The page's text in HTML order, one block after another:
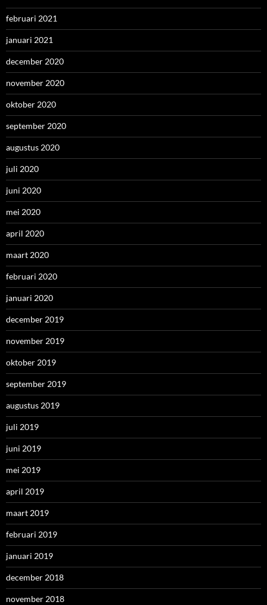
februari 2021
januari 2021
december 2020
november 2020
oktober 2020
september 2020
augustus 2020
juli 2020
juni 2020
mei 2020
april 2020
maart 2020
februari 2020
januari 2020
december 2019
november 2019
oktober 2019
september 2019
augustus 2019
juli 2019
juni 2019
mei 2019
april 2019
maart 2019
februari 2019
januari 2019
december 2018
november 2018